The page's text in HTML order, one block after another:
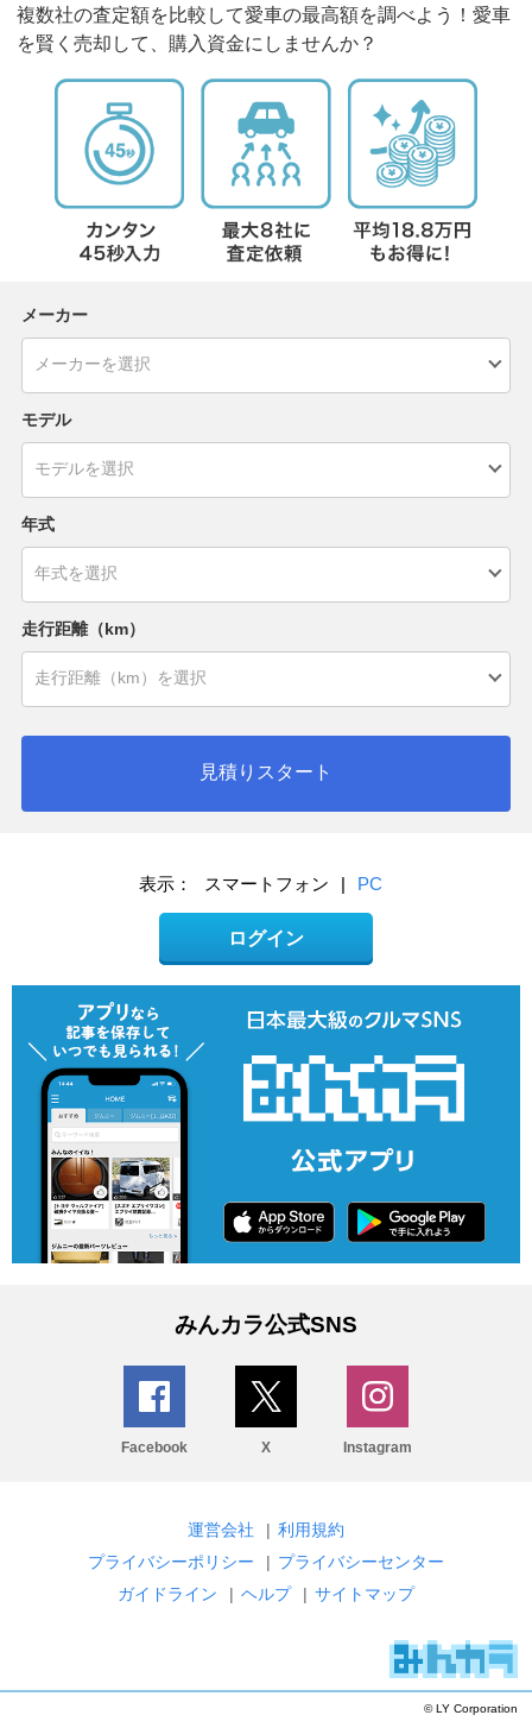
複数社の査定額を比較して愛車の最高額を調べよう！愛車
を賢く売却して、購入資金にしませんか？
メーカー
モデル
年式
走行距離（km）
見積りスタート
表示： スマートフォン | PC
ログイン
みんカラ公式SNS
Facebook X Instagram
運営会社 | 利用規約
プライバシーポリシー
| プライバシーセンター
ガイドライン
| ヘルプ | サイトマップ
© LY Corporation